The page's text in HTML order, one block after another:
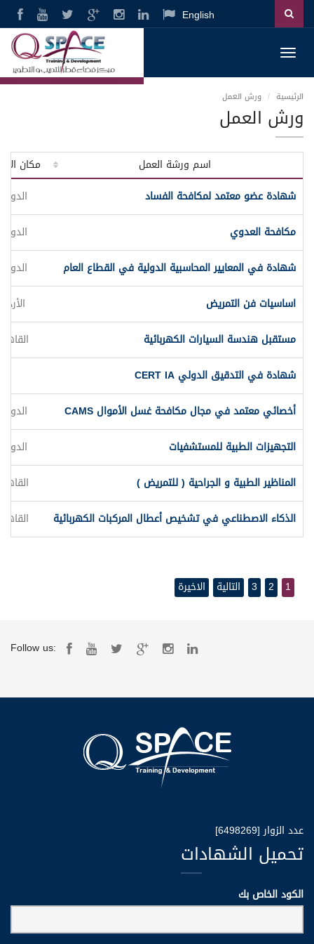
English
الرئيسية ورش العمل
ورش العمل
اسم ورشة العمل
مكان
شهادة عضو معتمد لمكافحة الفساد
مكافحة العدوي
شهادة في المعايير المحاسبية الدولية في القطاع العام
اساسيات فن التمريض
الأردن
مستقبل هندسة السيارات الكهربائية
شهادة في التدقيق الدولي CERT IA
أخصائي معتمد في مجال مكافحة غسل الأموال CAMS
التجهيزات الطبية للمستشفيات
المناظير الطبية و الجراحية ( للتمريض )
الذكاء الاصطناعي في تشخيص أعطال المركبات الكهربائية
1
2
3 التالية الاخيرة
Follow us:
عدد الزوار [6498269]
تحميل الشهادات
الكود الخاص بك